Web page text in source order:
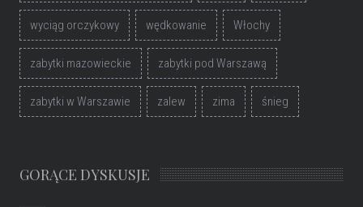
wyciąg orczykowy wędkowanie Włochy
zabytki mazowieckie zabytki pod Warszawą
zabytki w Warszawie zalew zima śnieg
GORĄCE DYSKUSJE